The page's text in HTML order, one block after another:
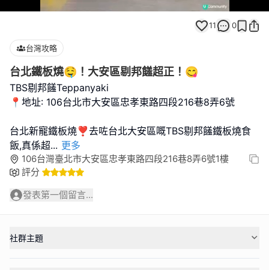
100.00%
11 0
台灣攻略
台北鐵板燒🤤！大安區剔邦饈超正！😋
TBS剔邦饈Teppanyaki
📍地址: 106台北市大安區忠孝東路四段216巷8弄6號
台北新寵鐵板燒❣️去咗台北大安區嘅TBS剔邦饈鐵板燒食
飯,真係超... 更多
106台灣臺北市大安區忠孝東路四段216巷8弄6號1樓
評分
發表第一個留言...
社群主題